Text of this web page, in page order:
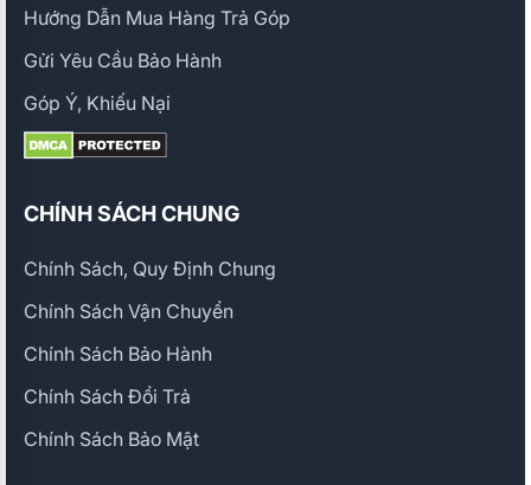
Hướng Dẫn Mua Hàng Trả Góp
Gửi Yêu Cầu Bảo Hành
Góp Ý, Khiếu Nại
CHÍNH SÁCH CHUNG
Chính Sách, Quy Định Chung
Chính Sách Vận Chuyển
Chính Sách Bảo Hành
Chính Sách Đổi Trả
Chính Sách Bảo Mật